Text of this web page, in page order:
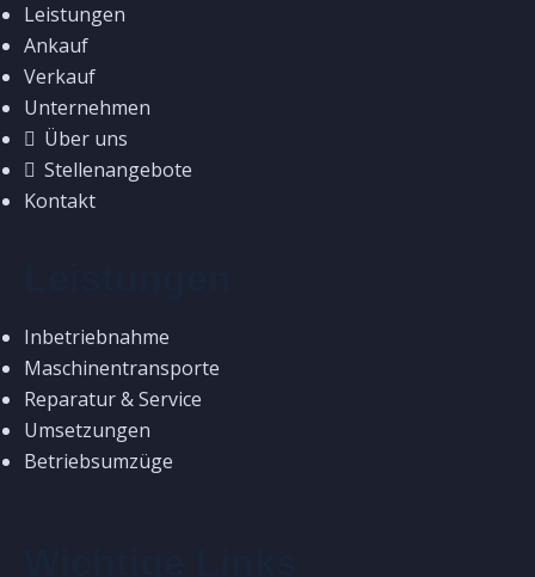
Leistungen
Ankauf
Verkauf
Unternehmen
Über uns
Stellenangebote
Kontakt
Inbetriebnahme
Maschinentransporte
Reparatur & Service
Umsetzungen
Betriebsumzüge